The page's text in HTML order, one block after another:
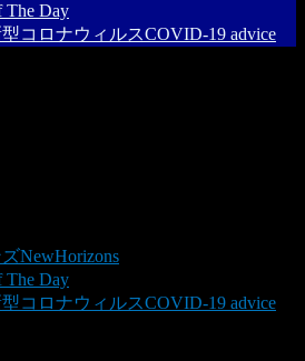
The Day
コロナウィルスCOVID-19 advice
NewHorizons
The Day
コロナウィルスCOVID-19 advice